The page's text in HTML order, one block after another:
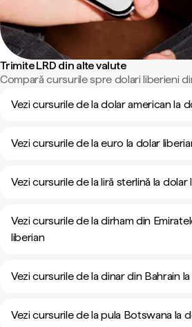
Trimite LRD din alte valute
Compară cursurile spre dolari liberieni
Vezi cursurile de la dolar american la
Vezi cursurile de la euro la dolar
Vezi cursurile de la liră sterlină la dolar
Vezi cursurile de la dirham din
liberian
Vezi cursurile de la dinar din Bahrain
Vezi cursurile de la pula Botswana la